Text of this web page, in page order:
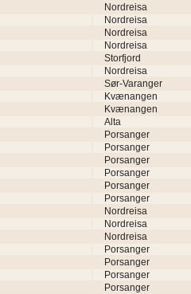
Nordreisa
Nordreisa
Nordreisa
Nordreisa
Storfjord
Nordreisa
Sør-Varanger
Kvænangen
Kvænangen
Alta
Porsanger
Porsanger
Porsanger
Porsanger
Porsanger
Porsanger
Nordreisa
Nordreisa
Nordreisa
Porsanger
Porsanger
Porsanger
Porsanger